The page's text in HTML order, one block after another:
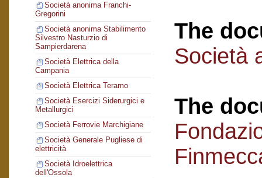
Società anonima Franchi-
Gregorini
Società anonima Stabilimento
Silvestro Nasturzio di
Sampierdarena
Società Elettrica della
Campania
Società Elettrica Teramo
Società Esercizi Siderurgici e
Metallurgici
Società Ferrovie Marchigiane
Società Generale Pugliese di
elettricità
Società Idroelettrica
dell'Ossola
The
Società
The